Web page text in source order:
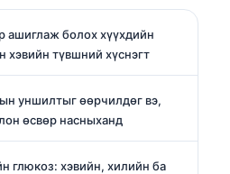
ашиглаж болох хүүхдийн
хэвийн түвшний хүснэгт
уншилтыг өөрчилдөг вэ,
өсвөр насныханд
глюкоз: хэвийн, хилийн ба